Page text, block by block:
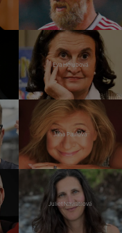
Eva Holubová
Jana Paulová
Juliet Navrátilová